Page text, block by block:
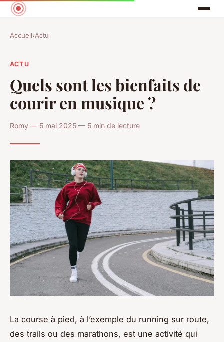
Accueil›Actu
ACTU
Quels sont les bienfaits de
courir en musique ?
Romy — 5 mai 2025 — 5 min de lecture
La course à pied, à l’exemple du running sur route,
des trails ou des marathons, est une activité qui